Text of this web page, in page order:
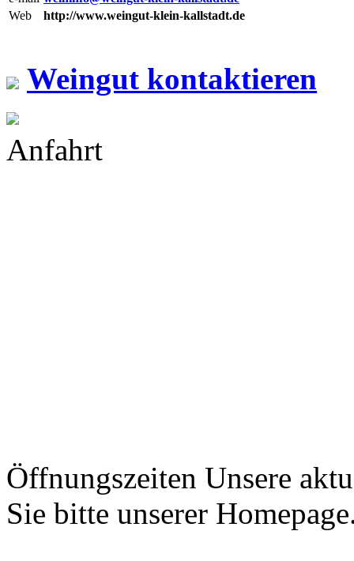
Web
http://www.weingut-klein-kallstadt.de
Weingut kontaktieren
Anfahrt
Öffnungszeiten Unsere
Sie bitte unserer